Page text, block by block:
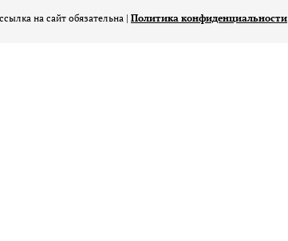
на сайт обязательна | Политика конфиденциальности